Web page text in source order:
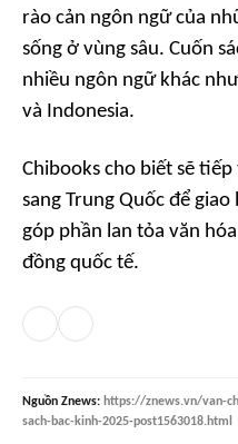
rào cản ngôn ngữ của
sống ở vùng sâu. Cuốn
nhiều ngôn ngữ khác
và Indonesia.
Chibooks cho biết sẽ
sang Trung Quốc để
góp phần lan tỏa văn
đồng quốc tế.
Nguồn Znews: https://znews.vn/van-
sach-bac-kinh-2025-post1563018.html